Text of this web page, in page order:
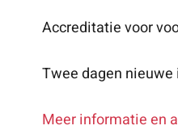
Accreditatie voor
Twee dagen
Meer informatie en